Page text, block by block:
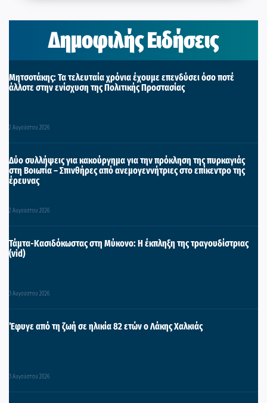
Δημοφιλής Ειδήσεις
Μητσοτάκης: Τα τελευταία χρόνια έχουμε επενδύσει όσο ποτέ
άλλοτε στην ενίσχυση της Πολιτικής Προστασίας
2 Αυγούστου 2026
Δύο συλλήψεις για κακούργημα για την πρόκληση της πυρκαγιάς
στη Βοιωτία – Σπινθήρες από ανεμογεννήτριες στο επίκεντρο της
έρευνας
2 Αυγούστου 2026
Τάμτα-Κασιδόκωστας στη Μύκονο: Η έκπληξη της τραγουδίστριας
(vid)
3 Αυγούστου 2026
Έφυγε από τη ζωή σε ηλικία 82 ετών ο Λάκης Χαλκιάς
3 Αυγούστου 2026